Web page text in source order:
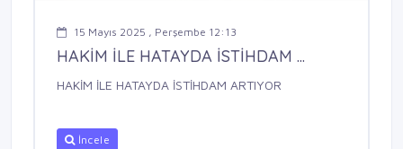
15 Mayıs 2025 , Perşembe 12:13
HAKİM İLE HATAYDA İSTİHDAM ...
HAKİM İLE HATAYDA İSTİHDAM ARTIYOR
İncele